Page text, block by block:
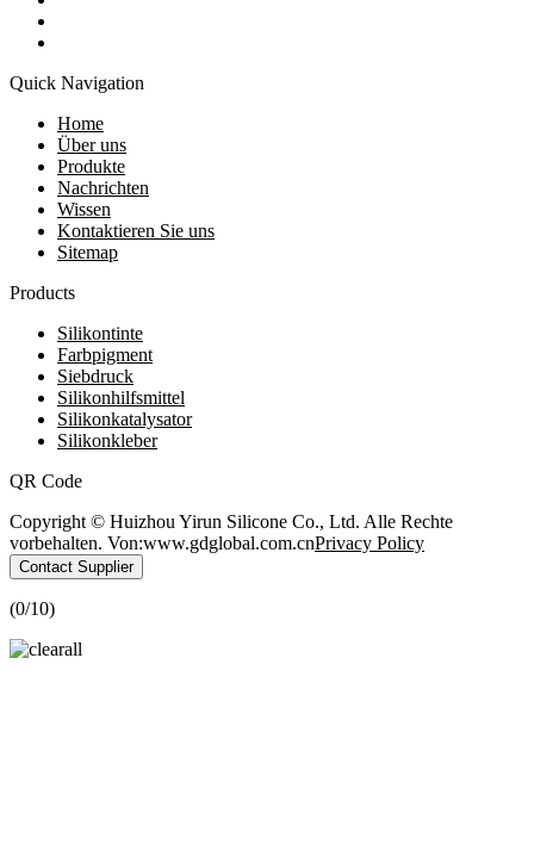
Quick Navigation
Home
Über uns
Produkte
Nachrichten
Wissen
Kontaktieren Sie uns
Sitemap
Products
Silikontinte
Farbpigment
Siebdruck
Silikonhilfsmittel
Silikonkatalysator
Silikonkleber
QR Code
Copyright © Huizhou Yirun Silicone Co., Ltd. Alle Rechte
vorbehalten. Von:www.gdglobal.com.cnPrivacy Policy
Contact Supplier
(0/10)